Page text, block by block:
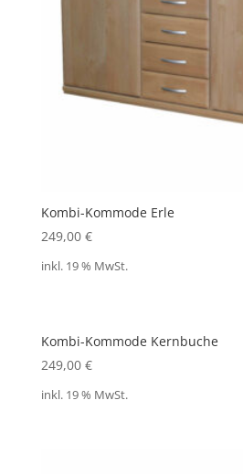
Kombi-Kommode Erle
249,00 €
inkl. 19 % MwSt.
Kombi-Kommode Kernbuche
249,00 €
inkl. 19 % MwSt.